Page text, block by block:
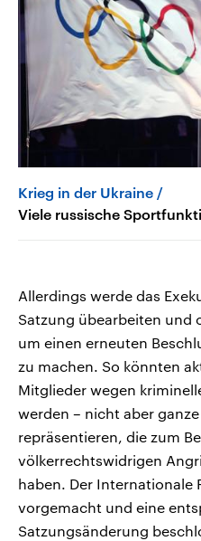
Krieg in der Ukraine
Viele russische
Allerdings werde das
Satzung übearbeiten und
um einen erneuten
zu machen. So könnten
Mitglieder wegen
werden – nicht aber
repräsentieren, die zum
völkerrechtswidrigen
haben. Der Internationale
vorgemacht und eine
Satzungsänderung